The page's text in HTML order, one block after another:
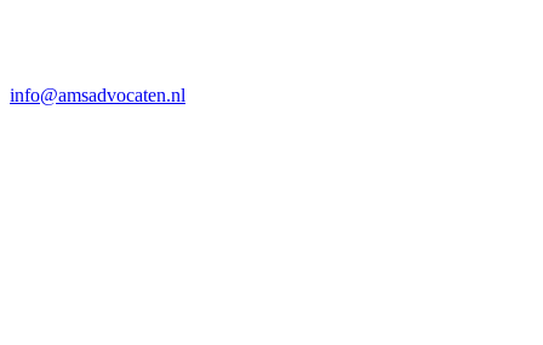
info@amsadvocaten.nl